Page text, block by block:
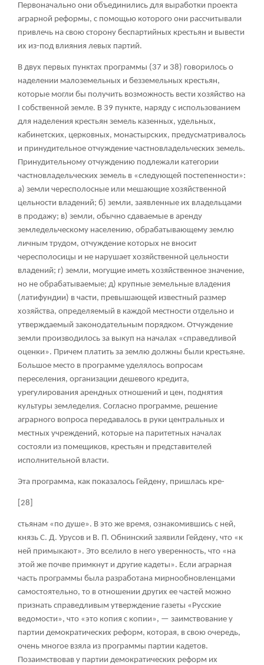
Первоначально они объединились для выработки проекта
аграрной реформы, с помощью которого они рассчитывали
привлечь на свою сторону беспартийных крестьян и вывести
их из-под влияния левых партий.
В двух первых пунктах программы (37 и 38) говорилось о
наделении малоземельных и безземельных крестьян,
которые могли бы получить возможность вести хозяйство на
I собственной земле. В 39 пункте, наряду с использованием
для наделения крестьян земель казенных, удельных,
кабинетских, церковных, монастырских, предусматривалось
и принудительное отчуждение частновладельческих земель.
Принудительному отчуждению подлежали категории
частновладельческих земель в «следующей постепенности»:
а) земли чересполосные или мешающие хозяйственной
цельности владений; б) земли, заявленные их владельцами
в продажу; в) земли, обычно сдаваемые в аренду
земледельческому населению, обрабатывающему землю
личным трудом, отчуждение которых не вносит
чересполосицы и не нарушает хозяйственной цельности
владений; г) земли, могущие иметь хозяйственное значение,
но не обрабатываемые; д) крупные земельные владения
(латифундии) в части, превышающей известный размер
хозяйства, определяемый в каждой местности отдельно и
утверждаемый законодательным порядком. Отчуждение
земли производилось за выкуп на началах «справедливой
оценки». Причем платить за землю должны были крестьяне.
Большое место в программе уделялось вопросам
переселения, организации дешевого кредита,
урегулирования арендных отношений и цен, поднятия
культуры земледелия. Согласно программе, решение
аграрного вопроса передавалось в руки центральных и
местных учреждений, которые на паритетных началах
состояли из помещиков, крестьян и представителей
исполнительной власти.
Эта программа, как показалось Гейдену, пришлась кре-
[28]
стьянам «по душе». В это же время, ознакомившись с ней,
князь С. Д. Урусов и В. П. Обнинский заявили Гейдену, что «к
ней примыкают». Это вселило в него уверенность, что «на
этой же почве примкнут и другие кадеты». Если аграрная
часть программы была разработана мирнообновленцами
самостоятельно, то в отношении других ее частей можно
признать справедливым утверждение газеты «Русские
ведомости», что «это копия с копии», — заимствование у
партии демократических реформ, которая, в свою очередь,
очень многое взяла из программы партии кадетов.
Позаимствовав у партии демократических реформ их